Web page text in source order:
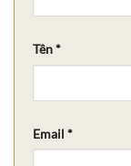
Tên*
Email *